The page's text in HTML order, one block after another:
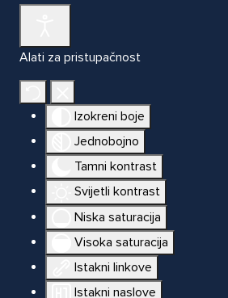
Alati za pristupačnost
Izokreni boje
Jednobojno
Tamni kontrast
Svijetli kontrast
Niska saturacija
Visoka saturacija
Istakni linkove
Istakni naslove